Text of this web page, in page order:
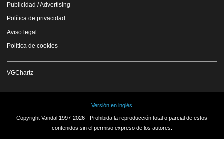
Publicidad / Advertising
Política de privacidad
Aviso legal
Política de cookies
VGChartz
Versión en inglés
Copyright Vandal 1997-2026 - Prohibida la reproducción total o parcial de estos
contenidos sin el permiso expreso de los autores.